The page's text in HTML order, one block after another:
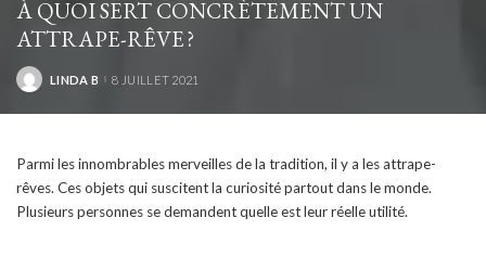
À QUOI SERT CONCRÈTEMENT UN
ATTRAPE-RÊVE ?
POSTED
LINDA B 8 JUILLET 2021
Parmi les innombrables merveilles de la tradition, il y a les attrape-
rêves. Ces objets qui suscitent la curiosité partout dans le monde.
Plusieurs personnes se demandent quelle est leur réelle utilité.